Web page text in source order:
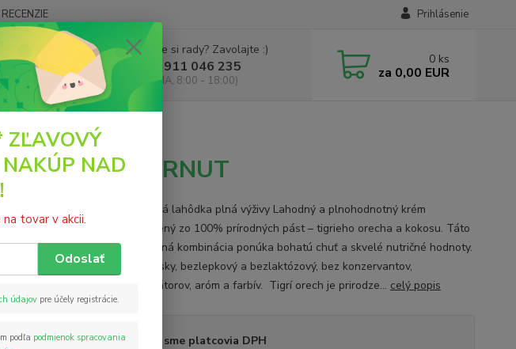
RECENZIE Prihlásenie
Neviete si rady? Zavolajte :)
+421 911 046 235
(PO - PIA, 8:00 - 18:00)
0 ks
za 0,00 EUR
TIGERNUT
280g TIGERNUT
Exotická lahôdka plná výživy Lahodný a plnohodnotný krém
vytvorený zo 100% prírodných pást – tigrieho orecha a kokosu. Táto
jedinečná kombinácia ponúka bohatú chuť a skvelé nutričné hodnoty.
Vegánsky, bezlepkový a bezlaktózový, bez konzervantov,
emulgátorov, aróm a farbív. Tigrí orech je prirodze... celý popis
Nie sme platcovia DPH
ZĽAVOVÝ
NAD
tovar v akcii.
Odoslať
údajov pre účely registrácie.
podľa podmienok spracovania